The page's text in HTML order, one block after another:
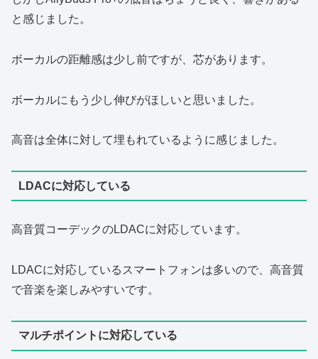
と感じました。
ボーカルの距離感は少し前ですが、芯があります。
ボーカルにもう少し伸びがほしいと思いました。
高音は全体に対して埋もれているように感じました。
LDACに対応している
高音質コーデックのLDACに対応しています。
LDACに対応しているスマートフォンは多いので、高音質
で音楽を楽しみやすいです。
マルチポイントに対応している